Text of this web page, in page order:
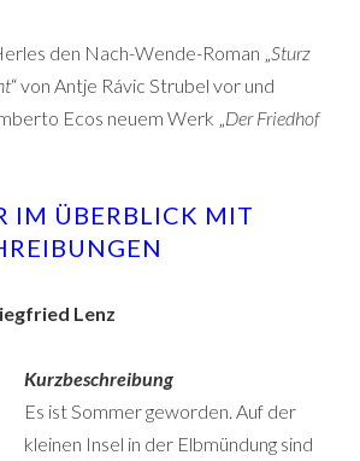
den Nach-Wende-Roman „Sturz
“ von Antje Rávic Strubel vor und
Ecos neuem Werk „Der Friedhof
IM ÜBERBLICK MIT
Lenz
Kurzbeschreibung
Es ist Sommer geworden. Auf der
kleinen Insel in der Elbmündung sind